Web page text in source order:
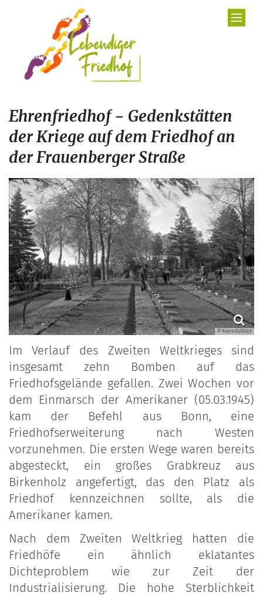
Zum Inhalt springen
Ehrenfriedhof - Gedenkstätten
der Kriege auf dem Friedhof an
der Frauenberger Straße
© Reproduktion
Im Verlauf des Zweiten Weltkrieges sind
insgesamt zehn Bomben auf das
Friedhofsgelände gefallen. Zwei Wochen vor
dem Einmarsch der Amerikaner (05.03.1945)
kam der Befehl aus Bonn, eine
Friedhofserweiterung nach Westen
vorzunehmen. Die ersten Wege waren bereits
abgesteckt, ein großes Grabkreuz aus
Birkenholz angefertigt, das den Platz als
Friedhof kennzeichnen sollte, als die
Amerikaner kamen.
Nach dem Zweiten Weltkrieg hatten die
Friedhöfe ein ähnlich eklatantes
Dichteproblem wie zur Zeit der
Industrialisierung. Die hohe Sterblichkeit